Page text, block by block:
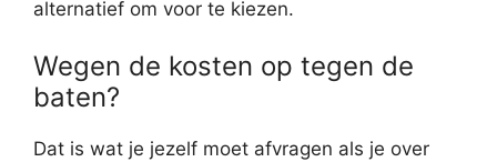
alternatief om voor te kiezen.
Wegen de kosten op tegen de
baten?
Dat is wat je jezelf moet afvragen als je over